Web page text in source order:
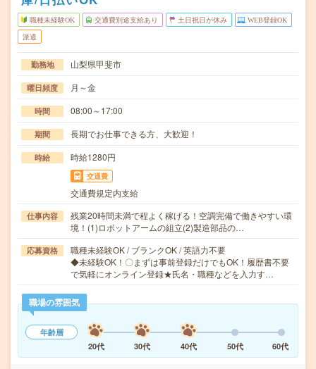
職種未経験OK 交通費別途支給あり 土日祝日が休み WEB登録OK
派遣
勤務地 山梨県甲斐市
曜日頻度 月～金
時間 08:00～17:00
期間 長期でお仕事できる方、大歓迎！
時給 時給1280円
交通費
交通費規定内支給
仕事内容
残業20時間未満で程よく稼げる！空調完備で働きやすい環
境！(1)ロボットアームの組立(2)製造部品の…
応募資格
職種未経験OK / ブランクOK / 英語力不要
◆未経験OK！〇まずは事前登録だけでもOK！履歴書不要
で気軽にオンライン登録★氏名・職種などを入力す…
職場の雰囲気
年齢層
20代
30代 40代 50代 60代